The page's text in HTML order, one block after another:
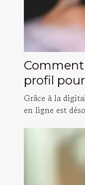
profil
en ligne ?
Grâce à la
en ligne est